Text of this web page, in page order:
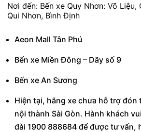
Nơi đến: Bến xe Quy Nhơn: Võ Liệu,
Qui Nhơn, Bình Định
Aeon Mall Tân Phú
Bến xe Miền Đông – Dãy số 9
Bến xe An Sương
Hiện tại, hãng xe chưa hỗ trợ đón
nội thành Sài Gòn. Hành khách
đài 1900 888684 để được tư vấn,